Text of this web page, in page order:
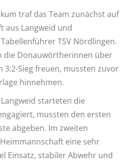
traf das Team zunächst auf
aus Langweid und
TSV Nördlingen.
die Donauwörtherinnen über
Sieg freuen, mussten zuvor
hinnehmen.
starteten die
mussten den ersten
abgeben. Im zweiten
eine sehr
Einsatz, stabiler Abwehr und